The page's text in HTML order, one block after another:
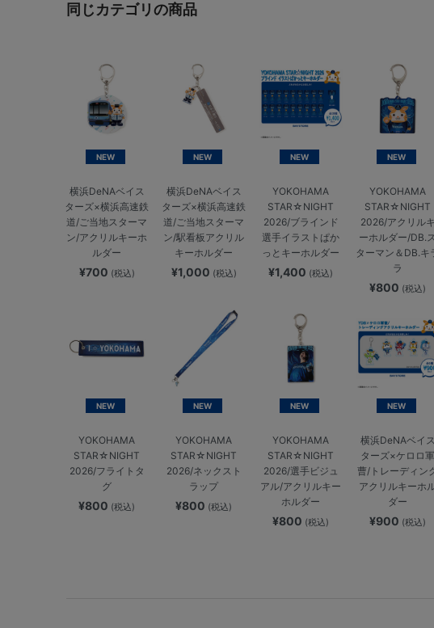
同じカテゴリの商品
NEW
横浜DeNAベイス
ターズ×横浜高速鉄
道/ご当地スターマ
ン/アクリルキーホ
ルダー
¥700 (税込)
NEW
横浜DeNAベイス
ターズ×横浜高速鉄
道/ご当地スターマ
ン/駅看板アクリル
キーホルダー
¥1,000 (税込)
NEW
YOKOHAMA
STAR☆NIGHT
2026/ブラインド
選手イラストぱか
っとキーホルダー
¥1,400 (税込)
NEW
YOKOHAMA
STAR☆NIGHT
2026/アクリルキ
ーホルダー/DB.ス
ターマン＆DB.キ
ラ
¥800 (税込)
NEW
YOKOHAMA
STAR☆NIGHT
2026/フライトタ
グ
¥800 (税込)
NEW
YOKOHAMA
STAR☆NIGHT
2026/ネックスト
ラップ
¥800 (税込)
NEW
YOKOHAMA
STAR☆NIGHT
2026/選手ビジュ
アル/アクリルキー
ホルダー
¥800 (税込)
NEW
横浜DeNAベイス
ターズ×ケロロ軍
曹/トレーディン
アクリルキーホ
ダー
¥900 (税込)